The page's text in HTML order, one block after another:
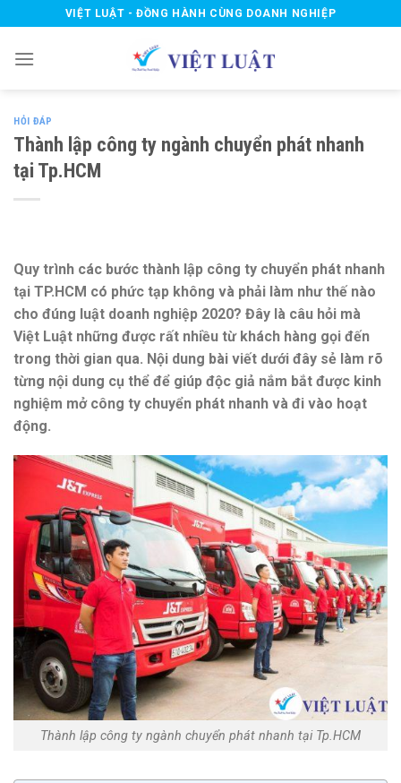
to
content
VIỆT LUẬT - ĐỒNG HÀNH CÙNG DOANH NGHIỆP
HỎI ĐÁP
Thành lập công ty ngành chuyển phát nhanh
tại Tp.HCM
Quy trình các bước thành lập công ty chuyển phát nhanh
tại TP.HCM có phức tạp không và phải làm như thế nào
cho đúng luật doanh nghiệp 2020? Đây là câu hỏi mà
Việt Luật những được rất nhiều từ khách hàng gọi đến
trong thời gian qua. Nội dung bài viết dưới đây sẻ làm rõ
từng nội dung cụ thể để giúp độc giả nắm bắt được kinh
nghiệm mở công ty chuyển phát nhanh và đi vào hoạt
động.
Thành lập công ty ngành chuyển phát nhanh tại Tp.HCM